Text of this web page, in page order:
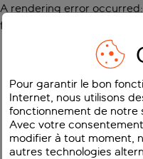
A rendering error occurred:
function
Pour garantir le bon
Internet, nous utilisons
fonctionnement de notre
Avec votre
modifier à tout moment,
autres technologies